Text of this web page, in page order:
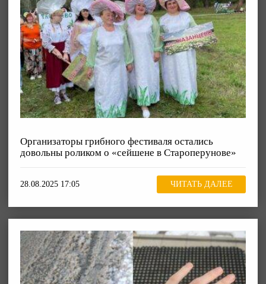
Организаторы грибного фестиваля остались
довольны роликом о «сейшене в Староперунове»
28.08.2025 17:05 ЧИТАТЬ ДАЛЕЕ